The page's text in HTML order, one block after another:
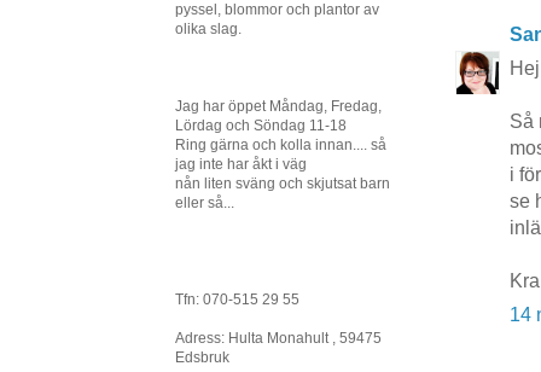
Så
i
se
14
pyssel, blommor och plantor av
olika slag.
Jag har öppet Måndag, Fredag,
Lördag och Söndag 11-18
Ring gärna och kolla innan.... så
jag inte har åkt i väg
nån liten sväng och skjutsat barn
eller så...
Tfn: 070-515 29 55
Adress: Hulta Monahult , 59475
Edsbruk